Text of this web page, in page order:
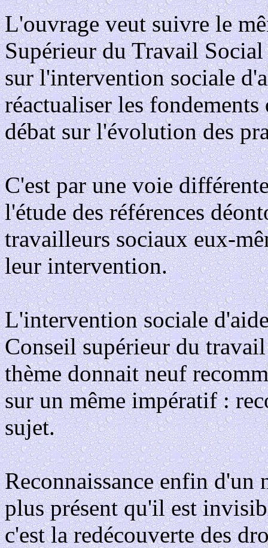
L'ouvrage veut suivre le
Supérieur du Travail
sur l'intervention sociale
réactualiser les
débat sur l'évolution des
C'est par une voie
l'étude des références
travailleurs sociaux eux-
leur intervention.
L'intervention sociale
Conseil supérieur du
thème donnait neuf
sur un même impératif :
sujet.
Reconnaissance enfin d'un
plus présent qu'il est
c'est la redécouverte des